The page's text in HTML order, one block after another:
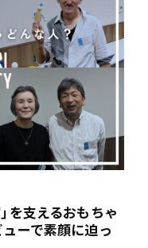
を支えるおもちゃ
ーで素顔に迫っ